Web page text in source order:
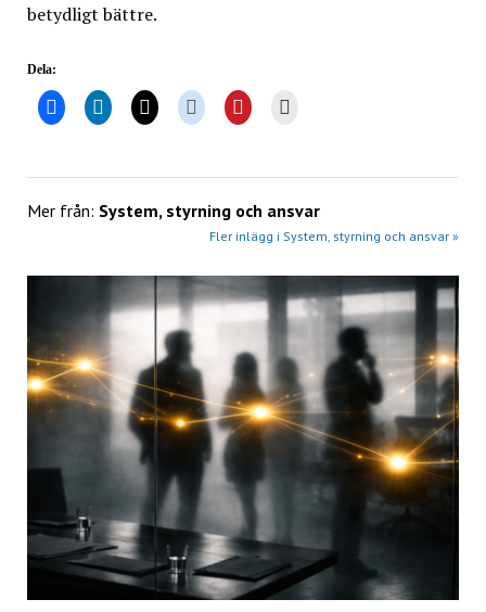
betydligt bättre.
Dela:
Mer från: System, styrning och ansvar
Fler inlägg i System, styrning och ansvar »